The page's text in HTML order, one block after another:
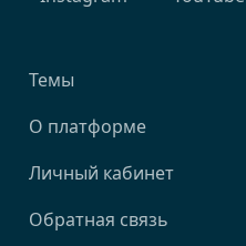
Темы
О платформе
Личный кабинет
Обратная связь